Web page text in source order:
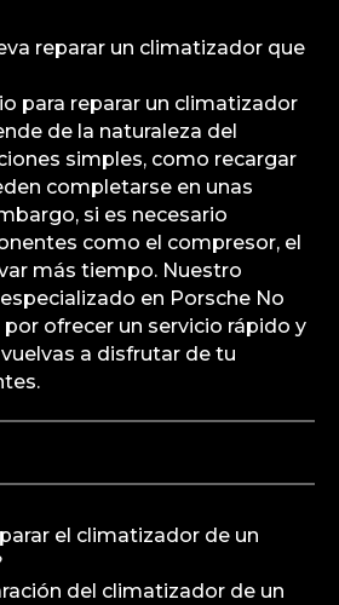
reparar un climatizador que
para reparar un climatizador
de la naturaleza del
simples, como recargar
completarse en unas
si es necesario
como el compresor, el
más tiempo. Nuestro
en Porsche No
ofrecer un servicio rápido y
a disfrutar de tu
el climatizador de un
del climatizador de un